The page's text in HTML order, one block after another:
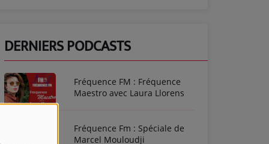
DERNIERS PODCASTS
Fréquence FM : Fréquence
Maestro avec Laura Llorens
Fréquence Fm : Spéciale de
Marcel Mouloudji